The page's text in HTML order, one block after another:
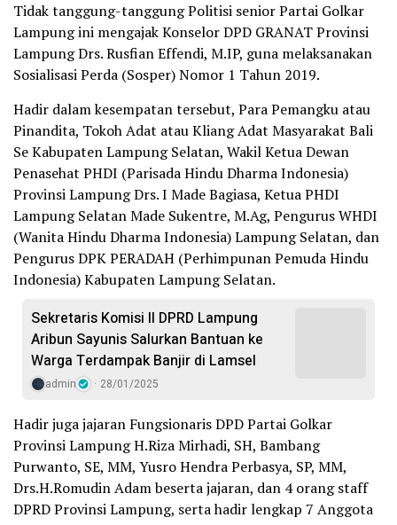
Tidak tanggung-tanggung Politisi senior Partai Golkar
Lampung ini mengajak Konselor DPD GRANAT Provinsi
Lampung Drs. Rusfian Effendi, M.IP, guna melaksanakan
Sosialisasi Perda (Sosper) Nomor 1 Tahun 2019.
Hadir dalam kesempatan tersebut, Para Pemangku atau
Pinandita, Tokoh Adat atau Kliang Adat Masyarakat Bali
Se Kabupaten Lampung Selatan, Wakil Ketua Dewan
Penasehat PHDI (Parisada Hindu Dharma Indonesia)
Provinsi Lampung Drs. I Made Bagiasa, Ketua PHDI
Lampung Selatan Made Sukentre, M.Ag, Pengurus WHDI
(Wanita Hindu Dharma Indonesia) Lampung Selatan, dan
Pengurus DPK PERADAH (Perhimpunan Pemuda Hindu
Indonesia) Kabupaten Lampung Selatan.
Sekretaris Komisi II DPRD Lampung
Aribun Sayunis Salurkan Bantuan ke
Warga Terdampak Banjir di Lamsel
admin 28/01/2025
Hadir juga jajaran Fungsionaris DPD Partai Golkar
Provinsi Lampung H.Riza Mirhadi, SH, Bambang
Purwanto, SE, MM, Yusro Hendra Perbasya, SP, MM,
Drs.H.Romudin Adam beserta jajaran, dan 4 orang staff
DPRD Provinsi Lampung, serta hadir lengkap 7 Anggota